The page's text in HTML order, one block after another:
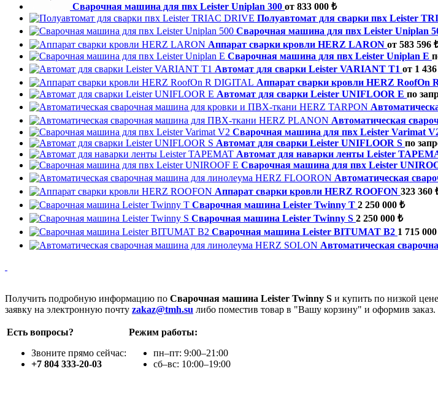
Cварочная машина для пвх Leister Uniplan 300 от 833 000 ₺
Полуавтомат для сварки пвх Leister
Cварочная машина для пвх Leister Uniplan
Аппарат сварки кровли HERZ LARON от 583 596
Cварочная машина для пвх Leister Uniplan E
Автомат для сварки Leister VARIANT T1 от 1
Аппарат сварки кровли HERZ RoofOn
Автомат для сварки Leister UNIFLOOR E по
Автоматическая
Cварочная машина для пвх Leister Varimat
Автомат для сварки Leister UNIFLOOR S по
Автомат для наварки ленты Leister
Cварочная машина для пвх Leister
Автоматическая
Аппарат сварки кровли HERZ ROOFON 323 360
Cварочная машина Leister Twinny T 2 250 000 ₺
Cварочная машина Leister Twinny S 2 250 000 ₺
Cварочная машина Leister BITUMAT B2 1 715
Автоматическая
Получить подробную информацию по Cварочная машина Leister Twinny S и купить по низкой
заявку на электронную почту zakaz@tmh.su либо поместив товар в "Вашу корзину" и оформив заказ.
Есть вопросы?
Звоните прямо сейчас:
+7 804 333-20-03
Режим работы:
пн–пт: 9:00–21:00
сб–вс: 10:00–19:00